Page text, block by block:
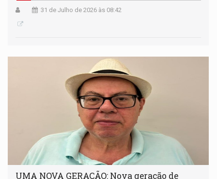
31 de Julho de 2026 às 08:42
UMA NOVA GERAÇÃO: Nova geração de